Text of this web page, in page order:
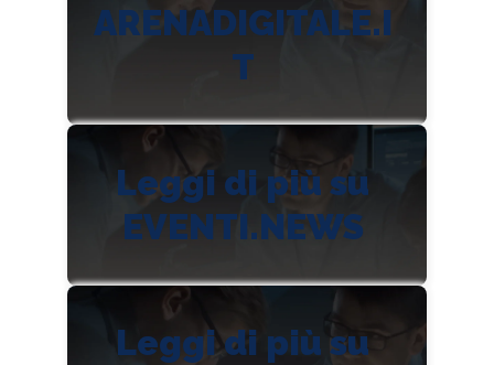
ARENADIGITALE.I
T
Leggi di più su
EVENTI.NEWS
Leggi di più su